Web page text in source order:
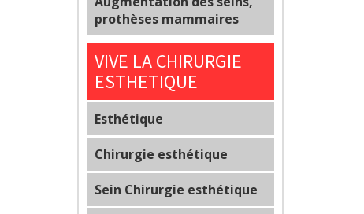
prothèses mammaires
VIVE LA CHIRURGIE
ESTHETIQUE
Esthétique
Chirurgie esthétique
Sein Chirurgie esthétique